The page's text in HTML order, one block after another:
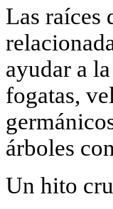
Las raíces
ayudar a
fogatas,
árboles
Un hito